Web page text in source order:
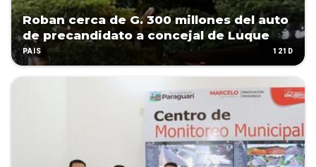
Roban cerca de G. 300 millones del auto
de precandidato a concejal de Luque
PAÍS 121D